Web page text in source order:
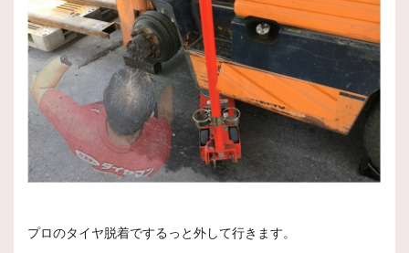
プロのタイヤ脱着でするっと外して行きます。